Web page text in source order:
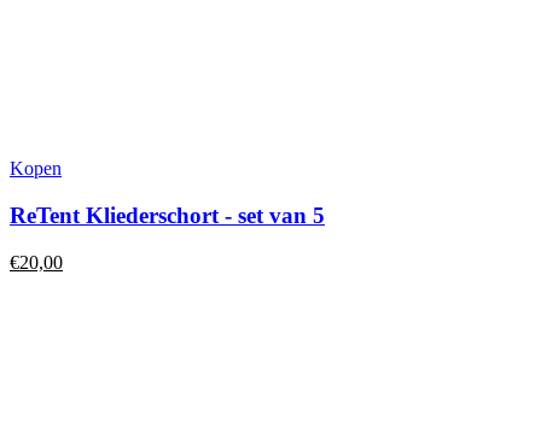
Kopen
ReTent Kliederschort - set van 5
€20,00